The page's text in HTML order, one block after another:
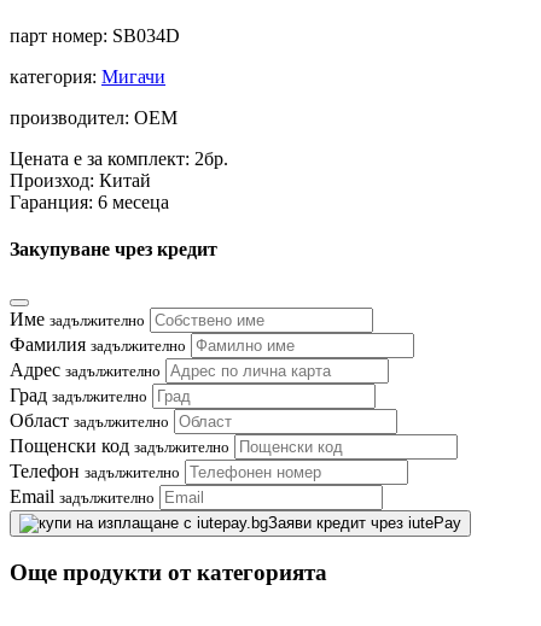
парт номер: SB034D
категория: Мигачи
производител: OEM
Цената е за комплект: 2бр.
Произход: Китай
Гаранция: 6 месеца
Закупуване чрез кредит
Име задължително
Фамилия задължително
Адрес задължително
Град задължително
Област задължително
Пощенски код задължително
Телефон задължително
Email задължително
Заяви кредит чрез iutePay
Още продукти от категорията